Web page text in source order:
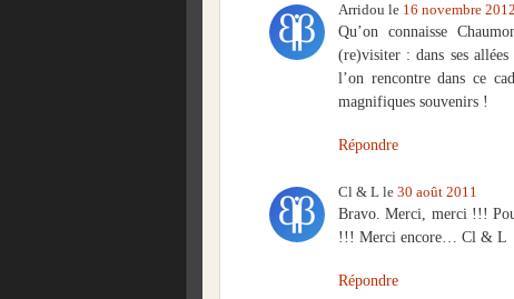
Arridou le 16 novembre 2012
Qu’on connaisse
(re)visiter : dans ses
l’on rencontre dans ce
magnifiques souvenirs !
Répondre
Cl & L le 30 août 2011
Bravo. Merci, merci !!!
!!! Merci encore… Cl & L
Répondre